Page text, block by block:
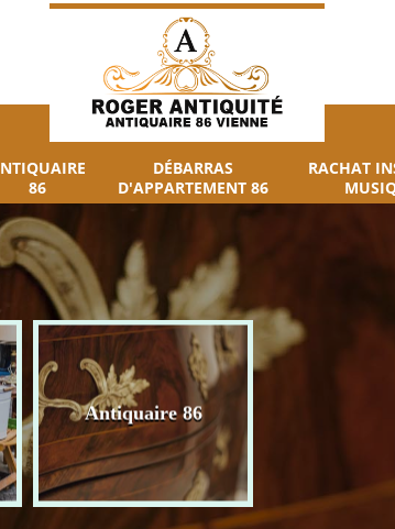
86
DÉBARRAS
D'APPARTEMENT 86
RACHAT
Antiquaire 86